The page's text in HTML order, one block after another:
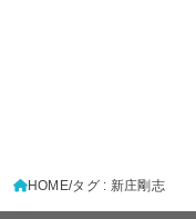
HOME タグ : 新庄剛志